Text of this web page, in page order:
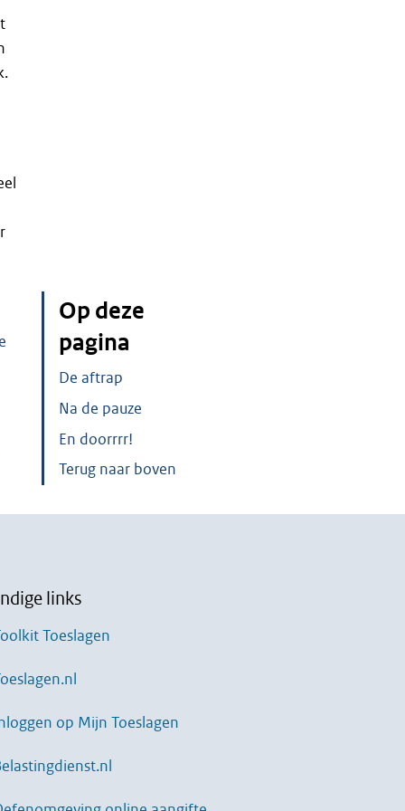
Op deze
pagina
De aftrap
Na de pauze
En doorrrr!
Terug naar boven
links
Toeslagen
op Mijn Toeslagen